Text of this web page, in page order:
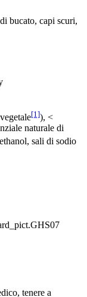
bucato, capi scuri,
[1]), <
naturale di
sali di sodio
tenere a